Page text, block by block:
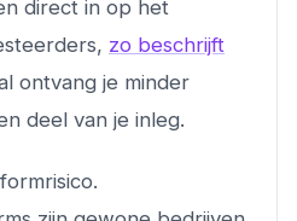
direct in op het
zo beschrijft
ontvang je minder
deel van je inleg.